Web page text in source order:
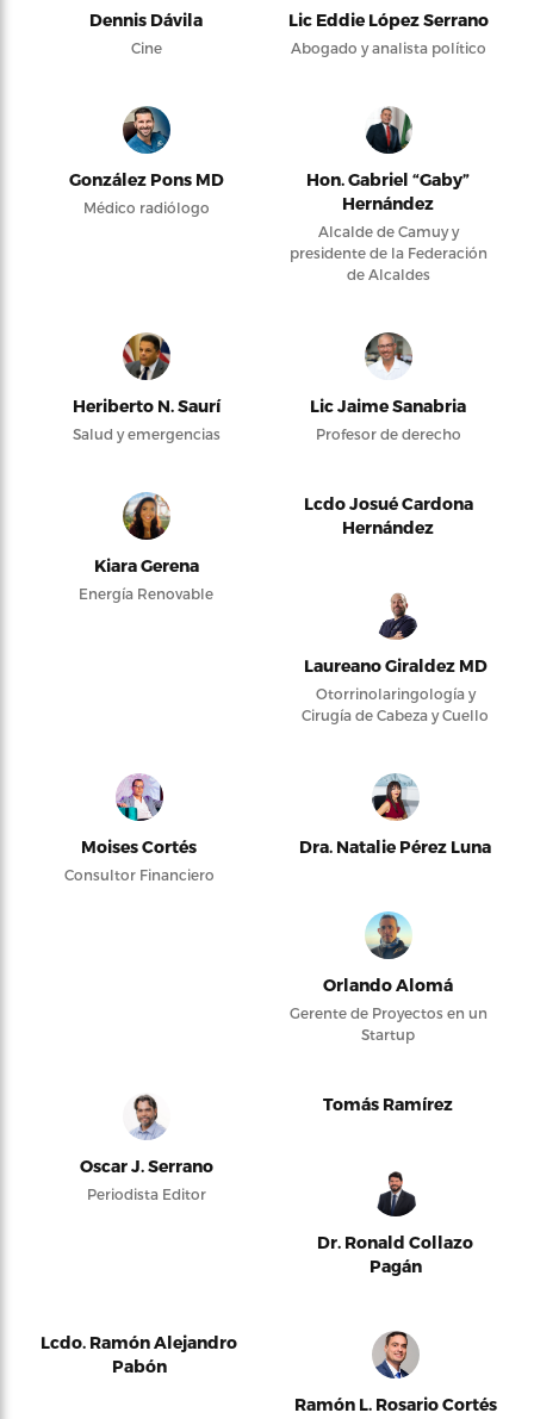
Dennis Dávila
Cine
Lic Eddie López Serrano
Abogado y analista político
González Pons MD
Médico radiólogo
Hon. Gabriel “Gaby”
Hernández
Alcalde de Camuy y
presidente de la Federación
de Alcaldes
Heriberto N. Saurí
Salud y emergencias
Lic Jaime Sanabria
Profesor de derecho
Kiara Gerena
Energía Renovable
Lcdo Josué Cardona
Hernández
Laureano Giraldez MD
Otorrinolaringología y
Cirugía de Cabeza y Cuello
Moises Cortés
Consultor Financiero
Dra. Natalie Pérez Luna
Orlando Alomá
Gerente de Proyectos en un
Startup
Oscar J. Serrano
Periodista Editor
Tomás Ramírez
Dr. Ronald Collazo
Pagán
Lcdo. Ramón Alejandro
Pabón
Ramón L. Rosario Cortés